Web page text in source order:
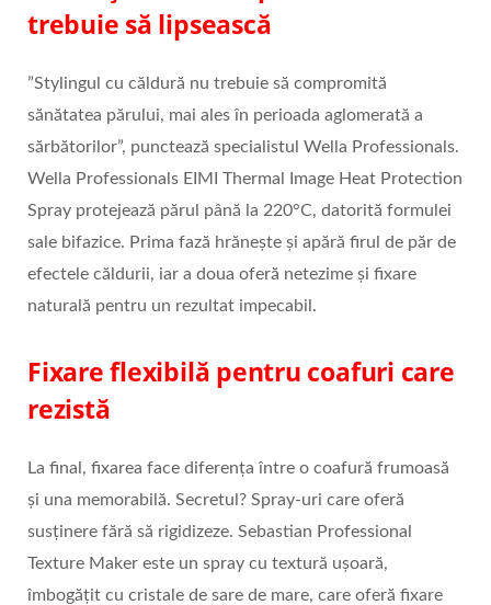
trebuie să lipsească
”Stylingul cu căldură nu trebuie să compromită
sănătatea părului, mai ales în perioada aglomerată a
sărbătorilor”, punctează specialistul Wella Professionals.
Wella Professionals EIMI Thermal Image Heat Protection
Spray protejează părul până la 220°C, datorită formulei
sale bifazice. Prima fază hrănește și apără firul de păr de
efectele căldurii, iar a doua oferă netezime și fixare
naturală pentru un rezultat impecabil.
Fixare flexibilă pentru coafuri care
rezistă
La final, fixarea face diferența între o coafură frumoasă
și una memorabilă. Secretul? Spray-uri care oferă
susținere fără să rigidizeze. Sebastian Professional
Texture Maker este un spray cu textură ușoară,
îmbogățit cu cristale de sare de mare, care oferă fixare